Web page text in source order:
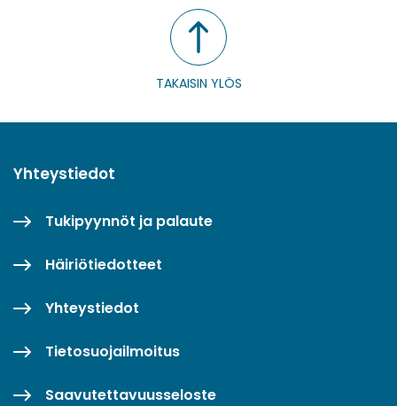
TAKAISIN YLÖS
Yhteystiedot
Tukipyynnöt ja palaute
Häiriötiedotteet
Yhteystiedot
Tietosuojailmoitus
Saavutettavuusseloste